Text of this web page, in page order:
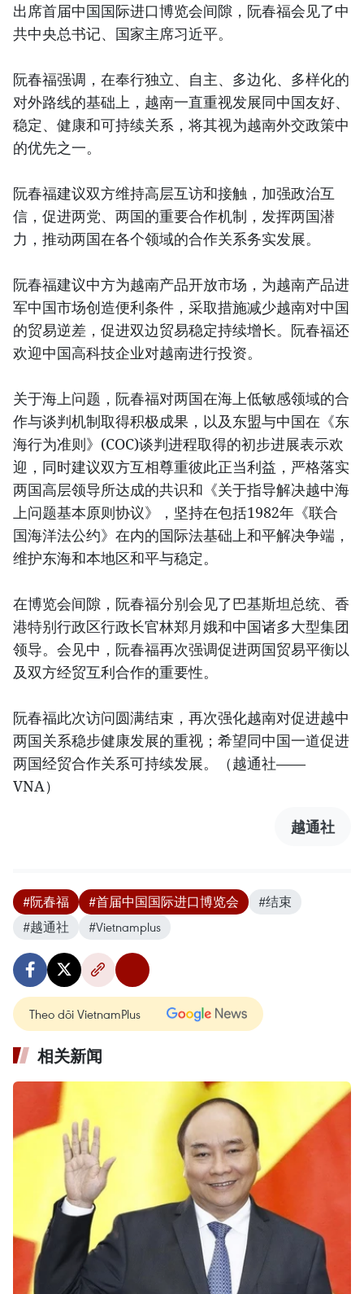
出席首届中国国际进口博览会间隙，阮春福会见了中
共中央总书记、国家主席习近平。
阮春福强调，在奉行独立、自主、多边化、多样化的
对外路线的基础上，越南一直重视发展同中国友好、
稳定、健康和可持续关系，将其视为越南外交政策中
的优先之一。
阮春福建议双方维持高层互访和接触，加强政治互
信，促进两党、两国的重要合作机制，发挥两国潜
力，推动两国在各个领域的合作关系务实发展。
阮春福建议中方为越南产品开放市场，为越南产品进
军中国市场创造便利条件，采取措施减少越南对中国
的贸易逆差，促进双边贸易稳定持续增长。阮春福还
欢迎中国高科技企业对越南进行投资。
关于海上问题，阮春福对两国在海上低敏感领域的合
作与谈判机制取得积极成果，以及东盟与中国在《东
海行为准则》(COC)谈判进程取得的初步进展表示欢
迎，同时建议双方互相尊重彼此正当利益，严格落实
两国高层领导所达成的共识和《关于指导解决越中海
上问题基本原则协议》，坚持在包括1982年《联合
国海洋法公约》在内的国际法基础上和平解决争端，
维护东海和本地区和平与稳定。
在博览会间隙，阮春福分别会见了巴基斯坦总统、香
港特别行政区行政长官林郑月娥和中国诸多大型集团
领导。会见中，阮春福再次强调促进两国贸易平衡以
及双方经贸互利合作的重要性。
阮春福此次访问圆满结束，再次强化越南对促进越中
两国关系稳步健康发展的重视；希望同中国一道促进
两国经贸合作关系可持续发展。（越通社——
VNA）
越通社
#阮春福 #首届中国国际进口博览会
#结束
#越通社
#Vietnamplus
Theo dõi VietnamPlus
相关新闻